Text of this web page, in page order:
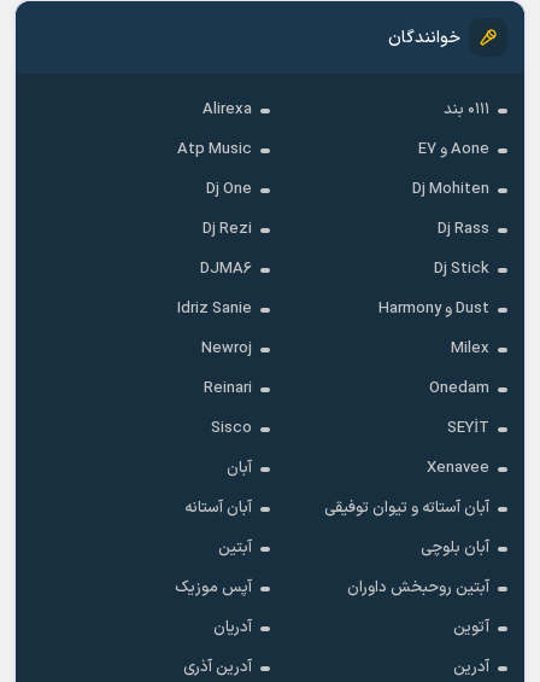
خوانندگان
۰۱۱۱ بند
Alirexa
Aone و E7
Atp Music
Dj Mohiten
Dj One
Dj Rass
Dj Rezi
Dj Stick
DJMA6
Dust و Harmony
Idriz Sanie
Milex
Newroj
Onedam
Reinari
SEYİT
Sisco
Xenavee
آبان
آبان آستاته و تیوان توفیقی
آبان آستانه
آبان بلوچی
آبتین
آبتین روحبخش داوران
آپس موزیک
آتوین
آدریان
آدرین
آدرین آذری